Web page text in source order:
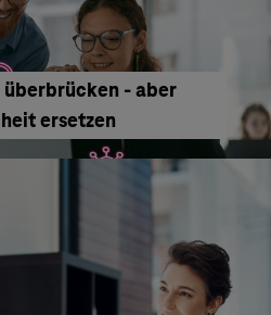
überbrücken - aber
ersetzen